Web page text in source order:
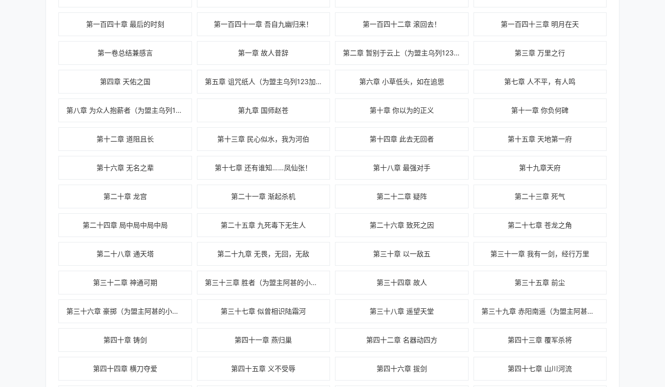
第一百四十章 最后的时刻 第一百四十一章 吾自九幽归来！ 第一百四十二章 滚回去！ 第一百四十三章 明月在天
第一卷总结兼感言 第一章 故人昔辞 第二章 暂别于云上（为盟主乌列123加更1/3） 第三章 万里之行
第四章 天佑之国 第五章 诅咒纸人（为盟主乌列123加更2/3） 第六章 小草低头，如在追思 第七章 人不平，有人鸣
第八章 为众人抱薪者（为盟主乌列123加更3/3） 第九章 国师赵苍 第十章 你以为的正义 第十一章 你负何碑
第十二章 道阻且长 第十三章 民心似水，我为河伯 第十四章 此去无回者 第十五章 天地第一府
第十六章 无名之辈 第十七章 还有谁知……凤仙张！ 第十八章 最强对手 第十九章天府
第二十章 龙宫 第二十一章 渐起杀机 第二十二章 疑阵 第二十三章 死气
第二十四章 局中局中局中局 第二十五章 九死毒下无生人 第二十六章 致死之因 第二十七章 苍龙之角
第二十八章 通天塔 第二十九章 无畏，无回，无敌 第三十章 以一敌五 第三十一章 我有一剑，经行万里
第三十二章 神通可期 第三十三章 胜者（为盟主阿甚的小棉袄加更1/3） 第三十四章 故人 第三十五章 前尘
第三十六章 豪掷（为盟主阿甚的小棉袄加更2/3） 第三十七章 似曾相识陆霜河 第三十八章 遥望天堂 第三十九章 赤阳南遥（为盟主阿甚的小棉袄加更3/3）
第四十章 铸剑 第四十一章 燕归巢 第四十二章 名器动四方 第四十三章 覆军杀将
第四十四章 横刀夺爱 第四十五章 义不受辱 第四十六章 拔剑 第四十七章 山川河流